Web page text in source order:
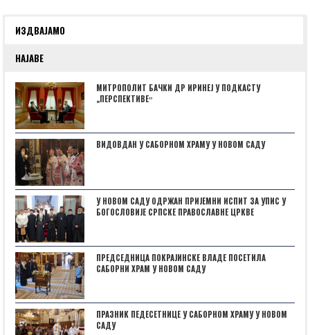
ИЗДВАЈАМО
НАЈАВЕ
МИТРОПОЛИТ БАЧКИ ДР ИРИНЕЈ У ПОДКАСТУ
„ПЕРСПЕКТИВЕˮ
ВИДОВДАН У САБОРНОМ ХРАМУ У НОВОМ САДУ
У НОВОМ САДУ ОДРЖАН ПРИЈЕМНИ ИСПИТ ЗА УПИС У
БОГОСЛОВИЈЕ СРПСКЕ ПРАВОСЛАВНЕ ЦРКВЕ
ПРЕДСЕДНИЦА ПОКРАЈИНСКЕ ВЛАДЕ ПОСЕТИЛА
САБОРНИ ХРАМ У НОВОМ САДУ
ПРАЗНИК ПЕДЕСЕТНИЦЕ У САБОРНОМ ХРАМУ У НОВОМ
САДУ